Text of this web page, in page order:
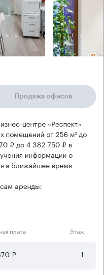
Продажа офисов
центре «Респект»
помещений от 256 м² до
₽ до 4 382 750 ₽ в
информации о
в ближайшее время
аренды:
плата Этаж
₽ 1